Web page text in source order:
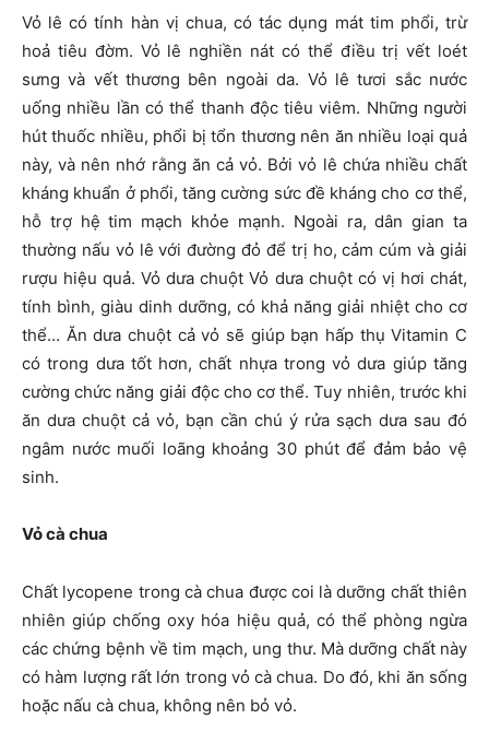
Vỏ lê có tính hàn vị chua, có tác dụng mát tim phổi, trừ
hoả tiêu đờm. Vỏ lê nghiền nát có thể điều trị vết loét
sưng và vết thương bên ngoài da. Vỏ lê tươi sắc nước
uống nhiều lần có thể thanh độc tiêu viêm. Những người
hút thuốc nhiều, phổi bị tổn thương nên ăn nhiều loại quả
này, và nên nhớ rằng ăn cả vỏ. Bởi vỏ lê chứa nhiều chất
kháng khuẩn ở phổi, tăng cường sức đề kháng cho cơ thể,
hỗ trợ hệ tim mạch khỏe mạnh. Ngoài ra, dân gian ta
thường nấu vỏ lê với đường đỏ để trị ho, cảm cúm và giải
rượu hiệu quả. Vỏ dưa chuột Vỏ dưa chuột có vị hơi chát,
tính bình, giàu dinh dưỡng, có khả năng giải nhiệt cho cơ
thể… Ăn dưa chuột cả vỏ sẽ giúp bạn hấp thụ Vitamin C
có trong dưa tốt hơn, chất nhựa trong vỏ dưa giúp tăng
cường chức năng giải độc cho cơ thể. Tuy nhiên, trước khi
ăn dưa chuột cả vỏ, bạn cần chú ý rửa sạch dưa sau đó
ngâm nước muối loãng khoảng 30 phút để đảm bảo vệ
sinh.
Vỏ cà chua
Chất lycopene trong cà chua được coi là dưỡng chất thiên
nhiên giúp chống oxy hóa hiệu quả, có thể phòng ngừa
các chứng bệnh về tim mạch, ung thư. Mà dưỡng chất này
có hàm lượng rất lớn trong vỏ cà chua. Do đó, khi ăn sống
hoặc nấu cà chua, không nên bỏ vỏ.